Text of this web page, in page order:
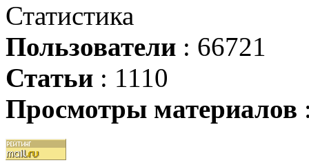
Статистика
Пользователи : 66721
Статьи : 1110
Просмотры материалов